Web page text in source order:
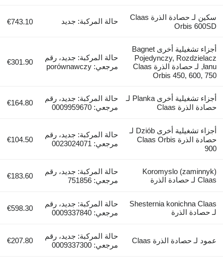
سكين لـ حصادة الذرة Claas
Orbis 600SD
حالة المركبة: جديد €743.10
أجزاء تشغيلية أخرى Bagnet
Pojedynczy, Rozdzielacz
łanu, لـ حصادة الذرة Claas
Orbis 450, 600, 750
حالة المركبة: جديد، رقم
مرجعي: porównawczy
€301.90
أجزاء تشغيلية أخرى Planka لـ
حصادة الذرة Claas
حالة المركبة: جديد، رقم
مرجعي: 0009959670
€164.80
أجزاء تشغيلية أخرى Dziób لـ
حصادة الذرة Claas Orbis
900
حالة المركبة: جديد، رقم
مرجعي: 0023024071
€104.50
Koromyslo (zaminnyk)
Claas لـ حصادة الذرة
حالة المركبة: جديد، رقم
مرجعي: 751856
€183.60
Shesternia konichna Claas
لـ حصادة الذرة
حالة المركبة: جديد، رقم
مرجعي: 0009337840
€598.30
عمود لـ حصادة الذرة Claas
حالة المركبة: جديد، رقم
مرجعي: 0009337300
€207.80